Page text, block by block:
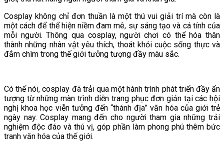
Cosplay không chỉ đơn thuần là một thú vui giải trí mà còn là
một cách để thể hiện niềm đam mê, sự sáng tạo và cá tính của
mỗi người. Thông qua cosplay, người chơi có thể hóa thân
thành những nhân vật yêu thích, thoát khỏi cuộc sống thực và
đắm chìm trong thế giới tưởng tượng đầy màu sắc.
Có thể nói, cosplay đã trải qua một hành trình phát triển đầy ấn
tượng từ những màn trình diễn trang phục đơn giản tại các hội
nghị khoa học viễn tưởng đến “thánh địa” văn hóa của giới trẻ
ngày nay. Cosplay mang đến cho người tham gia những trải
nghiệm độc đáo và thú vị, góp phần làm phong phú thêm bức
tranh văn hóa của thế giới.